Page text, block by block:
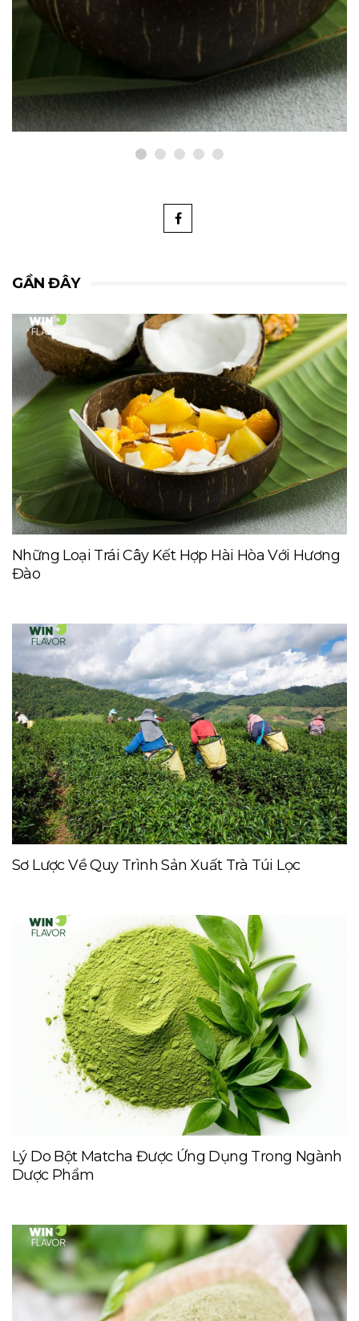
Những Loại Trái Cây Kết Hợp Hài
Hòa Với Hương Đào
Tháng Mười 29, 2024
GẦN ĐÂY
Những Loại Trái Cây Kết Hợp Hài Hòa Với Hương
Đào
Sơ Lược Về Quy Trình Sản Xuất Trà Túi Lọc
Lý Do Bột Matcha Được Ứng Dụng Trong Ngành
Dược Phẩm